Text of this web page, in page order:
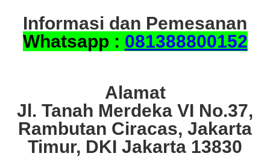
Informasi dan Pemesanan
Whatsapp : 081388800152
Alamat
Jl. Tanah Merdeka VI No.37,
Rambutan Ciracas, Jakarta
Timur, DKI Jakarta 13830